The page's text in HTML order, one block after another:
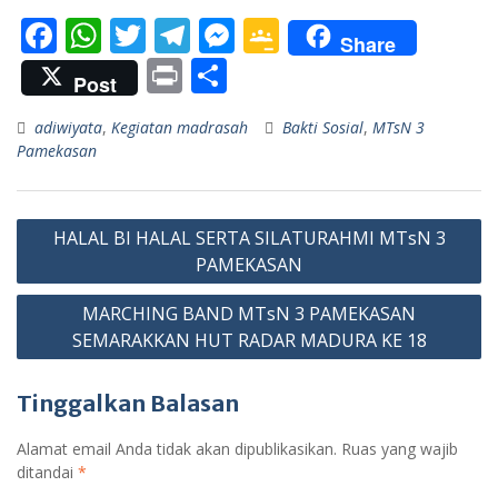
F
ac
e
b
o
k
W
h
at
s
p
p
T
w
itt
er
T
el
e
gr
m
M
e
g
er
G
o
gl
Cl
as
sr
o
o
Share
Post
Pr
in
t
h
ar
e
adiwiyata, Kegiatan madrasah Bakti Sosial, MTsN 3
Pamekasan
Navigasi
HALAL BI HALAL SERTA SILATURAHMI MTsN 3
PAMEKASAN
MARCHING BAND MTsN 3 PAMEKASAN
SEMARAKKAN HUT RADAR MADURA KE 18
Tinggalkan Balasan
Alamat email Anda tidak akan dipublikasikan. Ruas yang wajib
ditandai *